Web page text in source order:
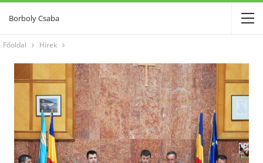
Borboly Csaba
Főoldal Hírek